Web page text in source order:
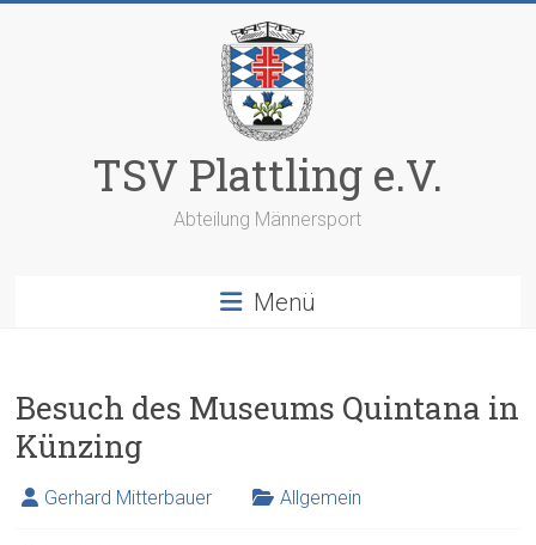
TSV Plattling e.V.
Abteilung Männersport
Menü
Besuch des Museums Quintana in
Künzing
Gerhard Mitterbauer Allgemein